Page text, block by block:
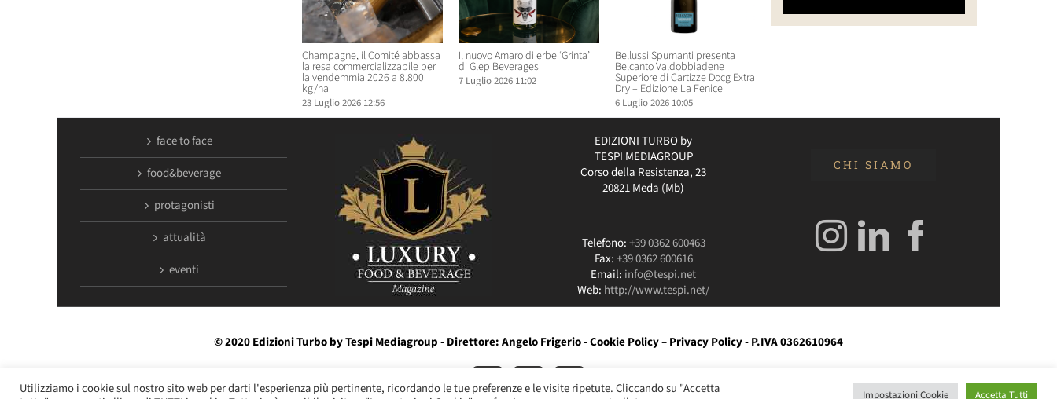
Champagne, il Comité abbassa
la resa commercializzabile per
la vendemmia 2026 a 8.800
kg/ha
23 Luglio 2026 12:56
Il nuovo Amaro di erbe ‘Grinta’
di Glep Beverages
7 Luglio 2026 11:02
Bellussi Spumanti presenta
Belcanto Valdobbiadene
Superiore di Cartizze Docg Extra
Dry – Edizione La Fenice
6 Luglio 2026 10:05
face to face
food&beverage
protagonisti
attualità
eventi
EDIZIONI TURBO by
TESPI MEDIAGROUP
Corso della Resistenza, 23
20821 Meda (Mb)
Telefono:+39 0362 600463
Fax:+39 0362 600616
Email: info@tespi.net
Web: http://www.tespi.net/
CHI SIAMO
© 2020 Edizioni Turbo by Tespi Mediagroup - Direttore: Angelo Frigerio -Cookie Policy–Privacy Policy- P.IVA 0362610964
InstagramLinkedInFacebook
Utilizziamo i cookie sul nostro sito web per darti l'esperienza più pertinente, ricordando le tue preferenze e le visite ripetute. Cliccando su "Accetta
Impostazioni Cookie Accetta Tutti